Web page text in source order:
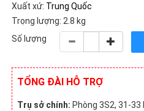
Xuất xứ: Trung Quốc
Trọng lượng: 2.8 kg
Số lượng
TỔNG ĐÀI HỖ TRỢ
Trụ sở chính: Phòng 3S2, 31-33